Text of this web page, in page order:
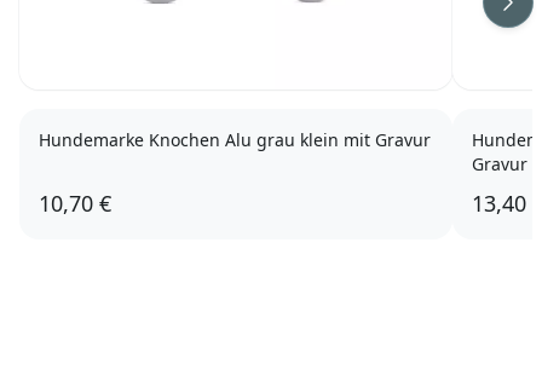
Hundemarke Knochen Alu grau klein mit Gravur
10,70 €
Gravur
13,40